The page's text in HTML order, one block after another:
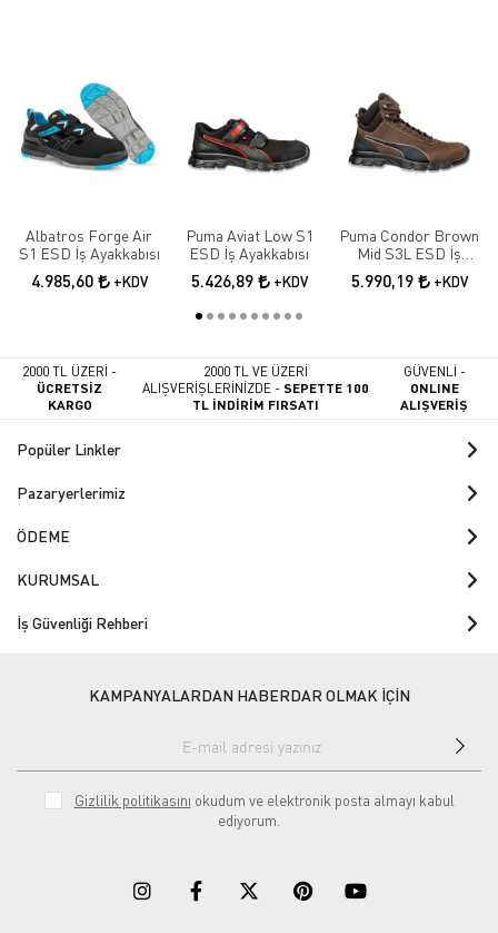
Albatros Forge Air
S1 ESD İş Ayakkabısı
4.985,60 +KDV
Puma Aviat Low S1
ESD İş Ayakkabısı
5.426,89 +KDV
Puma Condor Brown
Mid S3L ESD İş
Ayakkabısı
5.990,19 +KDV
2000 TL ÜZERİ -
ÜCRETSİZ
KARGO
2000 TL VE ÜZERİ
ALIŞVERİŞLERİNİZDE -SEPETTE 100
TL İNDİRİM FIRSATI
GÜVENLİ -
ONLINE
ALIŞVERİŞ
Popüler Linkler
Pazaryerlerimiz
ÖDEME
KURUMSAL
İş Güvenliği Rehberi
KAMPANYALARDAN HABERDAR OLMAK İÇİN
Gizlilik politikasını okudum ve elektronik posta almayı kabul
ediyorum.